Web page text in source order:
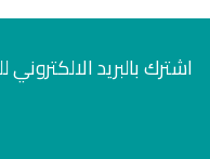
اشترك بالبريد